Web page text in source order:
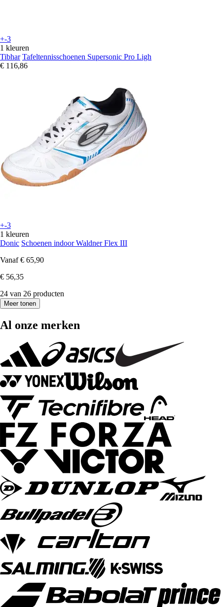
+-3
1 kleuren
Tibhar Tafeltennisschoenen Supersonic Pro Ligh
€ 116,86
+-3
1 kleuren
Donic Schoenen indoor Waldner Flex III
Vanaf € 65,90
€ 56,35
24 van 26 producten
Meer tonen
Al onze merken